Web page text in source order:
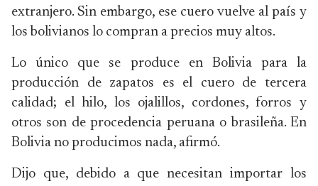
extranjero. Sin embargo, ese cuero vuelve al país y
los bolivianos lo compran a precios muy altos.
Lo único que se produce en Bolivia para la
producción de zapatos es el cuero de tercera
calidad; el hilo, los ojalillos, cordones, forros y
otros son de procedencia peruana o brasileña. En
Bolivia no producimos nada, afirmó.
Dijo que, debido a que necesitan importar los